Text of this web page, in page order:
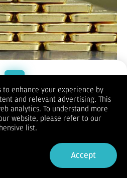
Winarto
dunia melemah tipis pada
setelah data ekonomi Amerika
dari perkiraan menimbulkan
suku bunga The Fed.
inflasi AS untuk arah pasar
spot turun 0,2% menjadi US$
to Dupoin.
a Trusted Broker
Sign in
to enhance your experience by
and relevant advertising. This
analytics. To understand more
website, please refer to our
list.
Accept